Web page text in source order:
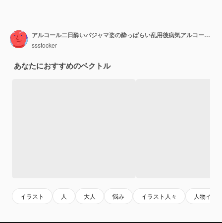
アルコール二日酔いパジャマ姿の酔っぱらい乱用後病気アルコール損傷健康脳悪い習慣飲酒ワイン ボトル悲しい常習者酒飲み強い有毒アルコール依存症ベクトル図
ssstocker
あなたにおすすめのベクトル
イラスト 人 大人 悩み イラスト人々 人物イラ